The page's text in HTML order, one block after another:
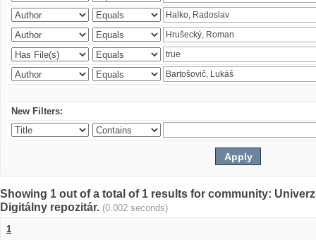
New Filters:
Showing 1 out of a total of 1 results for community:
Digitálny repozitár. (0.002 seconds)
1